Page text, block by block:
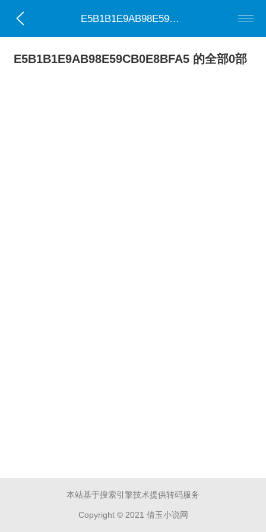
E5B1B1E9AB98E59CB0E8BFA5
E5B1B1E9AB98E59CB0E8BFA5 的全部0部
本站基于搜索引擎技术提供转码服务
Copyright © 2021 倩玉小说网